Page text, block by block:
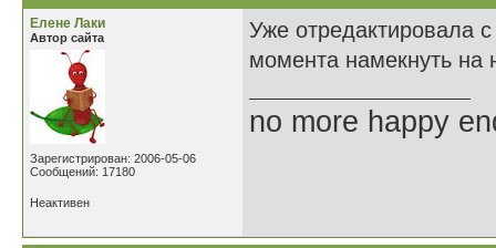
Елене Лаки
Автор сайта
Зарегистрирован: 2006-05-06
Сообщений: 17180
Уже отредактировала
момента намекнуть на
no more happy
Неактивен